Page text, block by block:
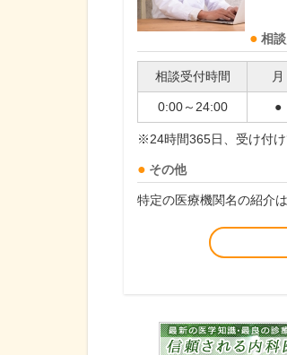
相
相談受付時間 月
0:00～24:00 ●
※24時間365日、受け付け
その他
特定の医療機関名の紹介